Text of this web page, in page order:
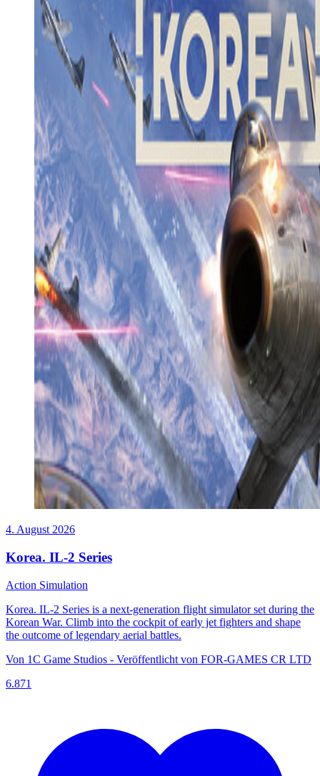
4. August 2026
Korea. IL-2 Series
Action Simulation
Korea. IL-2 Series is a next-generation flight simulator set during the
Korean War. Climb into the cockpit of early jet fighters and shape
the outcome of legendary aerial battles.
Von 1C Game Studios - Veröffentlicht von FOR-GAMES CR LTD
6.871